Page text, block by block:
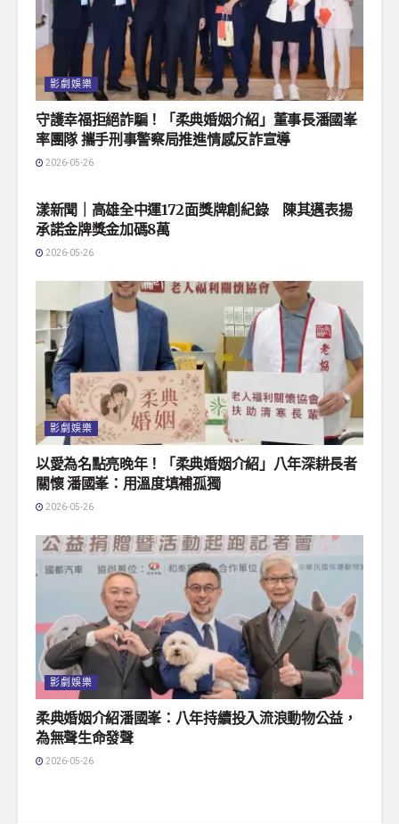
影劇娛樂
守護幸福拒絕詐騙！「柔典婚姻介紹」董事長潘國峯
率團隊 攜手刑事警察局推進情感反詐宣導
2026-05-26
漾新聞｜高雄全中運172面獎牌創紀錄 陳其邁表揚
承諾金牌獎金加碼8萬
2026-05-26
影劇娛樂
以愛為名點亮晚年！「柔典婚姻介紹」八年深耕長者
關懷 潘國峯：用溫度填補孤獨
2026-05-26
影劇娛樂
柔典婚姻介紹潘國峯：八年持續投入流浪動物公益，
為無聲生命發聲
2026-05-26